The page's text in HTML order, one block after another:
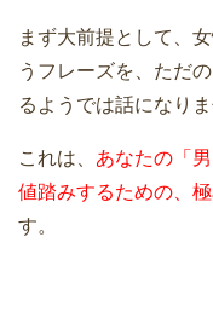
まず大前提として、
うフレーズを、ただ
るようでは話になりま
これは、 あなたの「
値踏みするための、
す。